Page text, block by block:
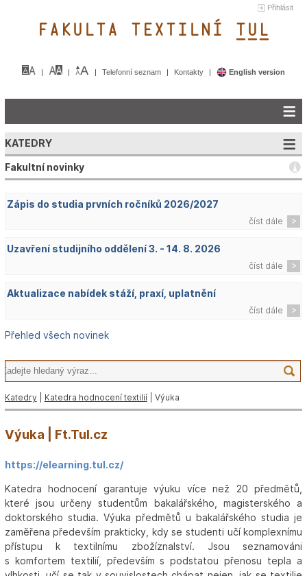
Přihlásit
FAKULTA TEXTILNÍ TUL&
Telefonní seznam Kontakty English version
KATEDRY
Fakultní novinky
Zápis do studia prvních ročníků 2026/2027
číst dále
Uzavření studijního oddělení 3. - 14. 8. 2026
číst dále
Aktualizace nabídek stáží, praxí, uplatnění
číst dále
Přehled všech novinek
Katedry Katedra hodnocení textilií| Výuka
Výuka | Ft.Tul.cz
https://elearning.tul.cz/
Katedra hodnocení garantuje výuku více než 20 předmětů,
které jsou určeny studentům bakalářského, magisterského a
doktorského studia. Výuka předmětů u bakalářského studia je
zaměřena především prakticky, kdy se studenti učí komplexnímu
přístupu k textilnímu zbožíznalství. Jsou seznamováni
s komfortem textilií, především s podstatou přenosu tepla a